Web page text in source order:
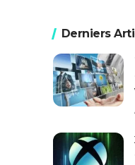
Derniers